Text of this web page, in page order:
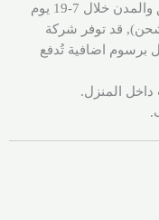
شحن لجميع المناطق والمدن خلال 7-19 يوم
قد توفر شركة
برسوم اضافية تُدفع
داخل المنزل.